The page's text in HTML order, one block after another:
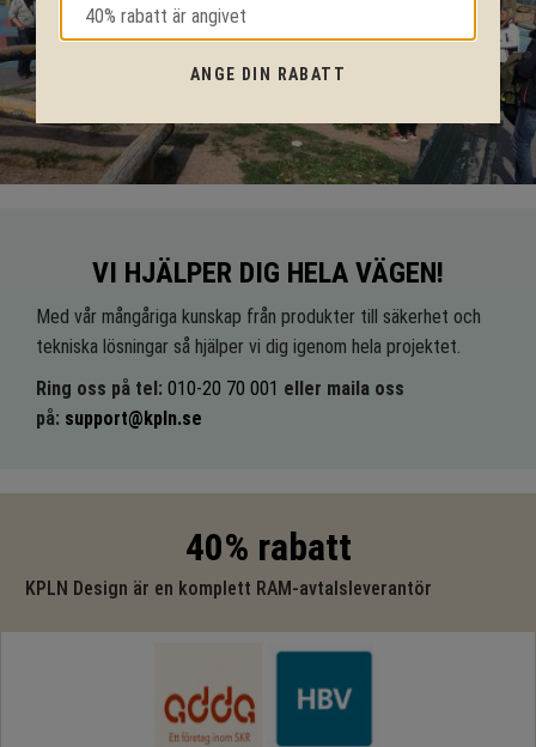
VI HJÄLPER DIG HELA VÄGEN!
Med vår mångåriga kunskap från produkter till säkerhet och
tekniska lösningar så hjälper vi dig igenom hela projektet.
Ring oss på tel: 010-20 70 001 eller maila oss
på: support@kpln.se
40% rabatt
KPLN Design är en komplett RAM-avtalsleverantör
ANGE DIN RABATT